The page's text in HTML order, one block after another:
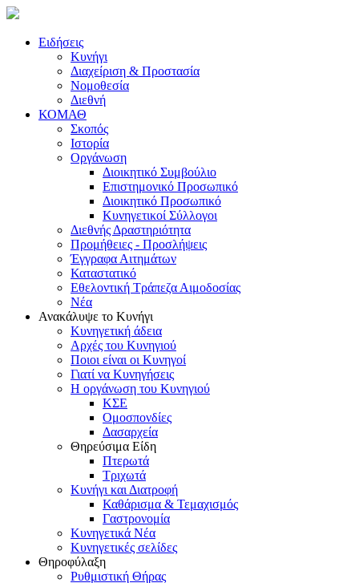
Ειδήσεις
Κυνήγι
Διαχείριση & Προστασία
Νομοθεσία
Διεθνή
ΚΟΜΑΘ
Σκοπός
Ιστορία
Οργάνωση
Διοικητικό Συμβούλιο
Επιστημονικό Προσωπικό
Διοικητικό Προσωπικό
Κυνηγετικοί Σύλλογοι
Διεθνής Δραστηριότητα
Προμήθειες - Προσλήψεις
Έγγραφα Αιτημάτων
Καταστατικό
Εθελοντική Τράπεζα Αιμοδοσίας
Νέα
Ανακάλυψε το Κυνήγι
Κυνηγετική άδεια
Αρχές του Κυνηγιού
Ποιοι είναι οι Κυνηγοί
Γιατί να Κυνηγήσεις
Η οργάνωση του Κυνηγιού
ΚΣΕ
Ομοσπονδίες
Δασαρχεία
Θηρεύσιμα Είδη
Πτερωτά
Τριχωτά
Κυνήγι και Διατροφή
Καθάρισμα & Τεμαχισμός
Γαστρονομία
Κυνηγετικά Νέα
Κυνηγετικές σελίδες
Θηροφύλαξη
Ρυθμιστική Θήρας